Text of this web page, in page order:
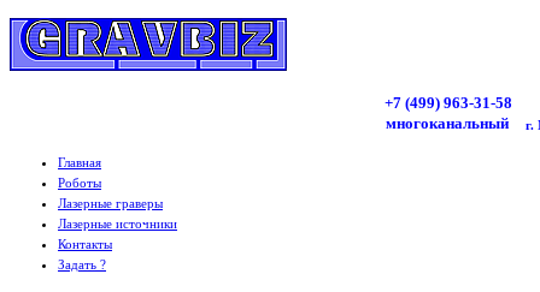
+7 (499) 963-31-58
многоканальный
г.
Главная
Роботы
Лазерные граверы
Лазерные источники
Контакты
Задать ?